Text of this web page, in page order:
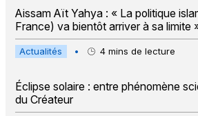
Aissam Aït Yahya : « La politique
France) va bientôt arriver à sa limite
Actualités • 4 mins de lecture
Éclipse solaire : entre phénomène
du Créateur